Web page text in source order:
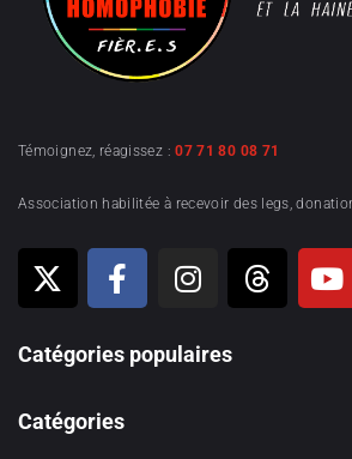
Témoignez, réagissez :07 71 80 08 71
Association habilitée à recevoir des legs,
Catégories populaires
Catégories